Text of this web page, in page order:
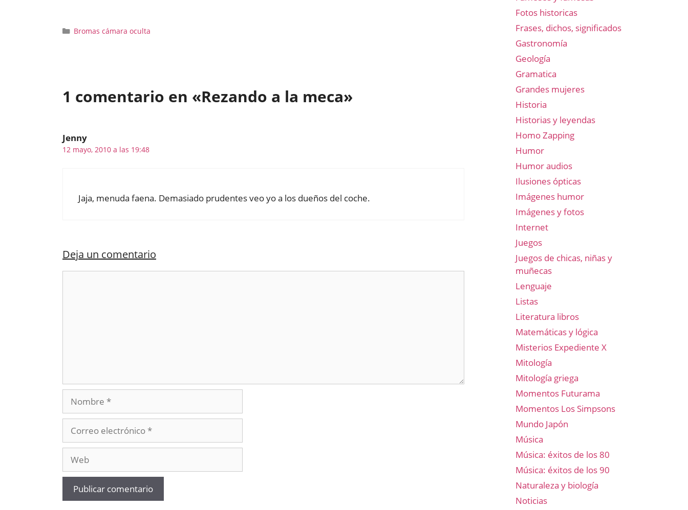
Categorías
Bromas cámara oculta
1 comentario en «Rezando a la meca»
Jenny
12 mayo, 2010 a las 19:48
Jaja, menuda faena. Demasiado prudentes veo yo a los dueños del coche.
Deja un comentario
Nombre
electrónico
Fotos historicas
Frases, dichos, significados
Gastronomía
Geología
Gramatica
Grandes mujeres
Historia
Historias y leyendas
Homo Zapping
Humor
Humor audios
Ilusiones ópticas
Imágenes humor
Imágenes y fotos
Internet
Juegos
Juegos de chicas, niñas y
muñecas
Lenguaje
Listas
Literatura libros
Matemáticas y lógica
Misterios Expediente X
Mitología
Mitología griega
Momentos Futurama
Momentos Los Simpsons
Mundo Japón
Música
Música: éxitos de los 80
Música: éxitos de los 90
Naturaleza y biología
Noticias